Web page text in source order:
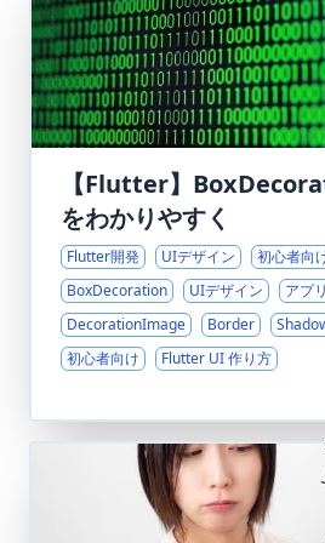
【Flutter】
をわかりやすく
Flutter開発 UIデザイン 初心者向
BoxDecoration
UIデザイン アプ
DecorationImage
Border
初心者向け
Flutter UI 作り方